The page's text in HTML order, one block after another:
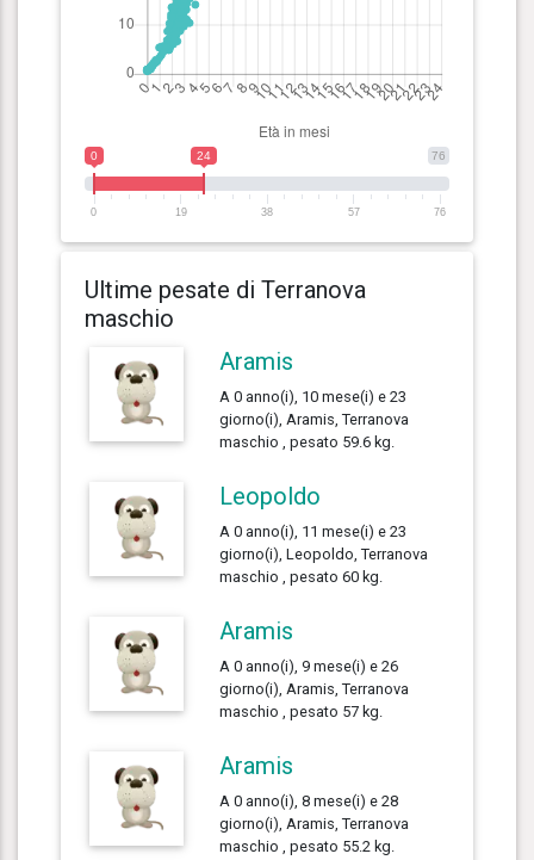
76
0 24
0 19 38 57 76
Ultime pesate di Terranova
maschio
Aramis
A 0 anno(i), 10 mese(i) e 23
giorno(i), Aramis, Terranova
maschio , pesato 59.6 kg.
Leopoldo
A 0 anno(i), 11 mese(i) e 23
giorno(i), Leopoldo, Terranova
maschio , pesato 60 kg.
Aramis
A 0 anno(i), 9 mese(i) e 26
giorno(i), Aramis, Terranova
maschio , pesato 57 kg.
Aramis
A 0 anno(i), 8 mese(i) e 28
giorno(i), Aramis, Terranova
maschio , pesato 55.2 kg.